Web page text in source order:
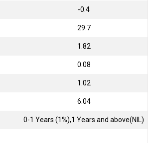
-0.4
29.7
1.82
0.08
1.02
6.04
0-1 Years (1%),1 Years and above(NIL)